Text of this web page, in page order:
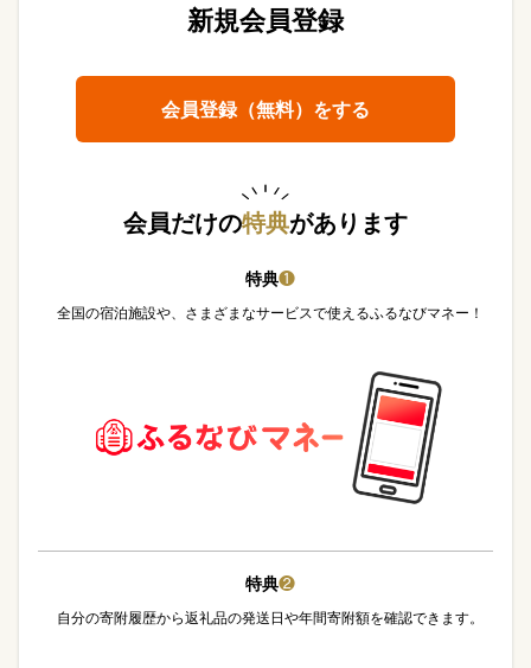
新規会員登録
会員登録（無料）をする
会員だけの特典があります
特典❶
全国の宿泊施設や、さまざまなサービスで使えるふるなびマネー！
特典❷
自分の寄附履歴から返礼品の発送日や年間寄附額を確認できます。